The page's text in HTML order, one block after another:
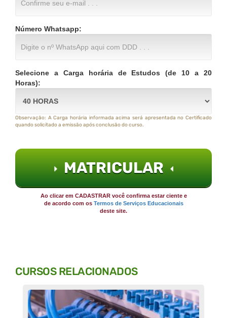
Número Whatsapp:
Selecione a Carga horária de Estudos (de 10 a 20
Horas):
Observação: A Carga horária informada acima será apresentada no Certificado
quando solicitado a emissão após conclusão do curso.
MATRICULAR
Ao clicar em CADASTRAR você confirma estar ciente e
de acordo com os Termos de Serviços Educacionais
deste site.
CURSOS RELACIONADOS